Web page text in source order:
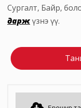
Сургалт, Байр,
даржүзнэ үү.